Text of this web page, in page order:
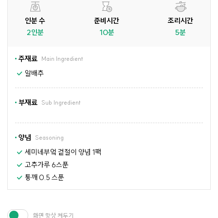
인분 수
2인분
준비시간
10분
조리시간
5분
주재료 Main Ingredient
알배추
부재료 Sub Ingredient
양념 Seasoning
세미네부엌 겉절이 양념 1팩
고추가루 6스푼
통깨 0.5 스푼
화면 항상 켜두기